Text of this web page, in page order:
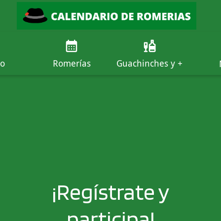
Romerías Guachinches y +
¡Regístrate y